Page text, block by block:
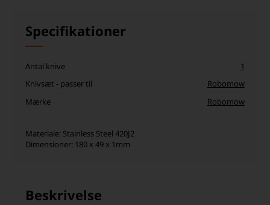
Beskrivelse
Specifikationer
Antal knive
1
Knivsæt - passer til
Robomow
Mærke
Robomow
Materiale: Stainless Steel 420J2
Dimensioner: 180 x 49 x 1mm